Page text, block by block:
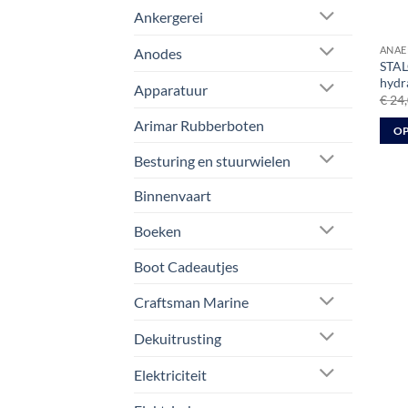
Ankergerei
Anodes
Apparatuur
Arimar Rubberboten
Besturing en stuurwielen
Binnenvaart
Boeken
Boot Cadeautjes
Craftsman Marine
Dekuitrusting
Elektriciteit
€